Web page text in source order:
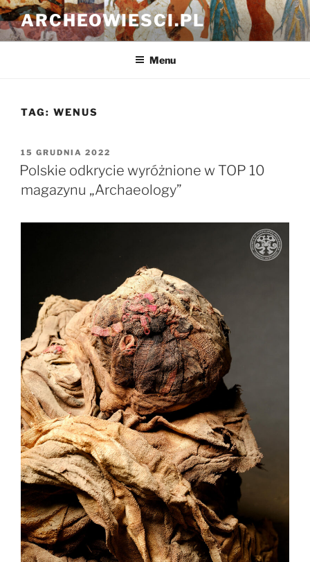
Przejdź
do
treści
ARCHEOWIESCI.PL
Menu
TAG: WENUS
OPUBLIKOWANE
W
15 GRUDNIA 2022
Polskie odkrycie wyróżnione w TOP 10
magazynu „Archaeology”